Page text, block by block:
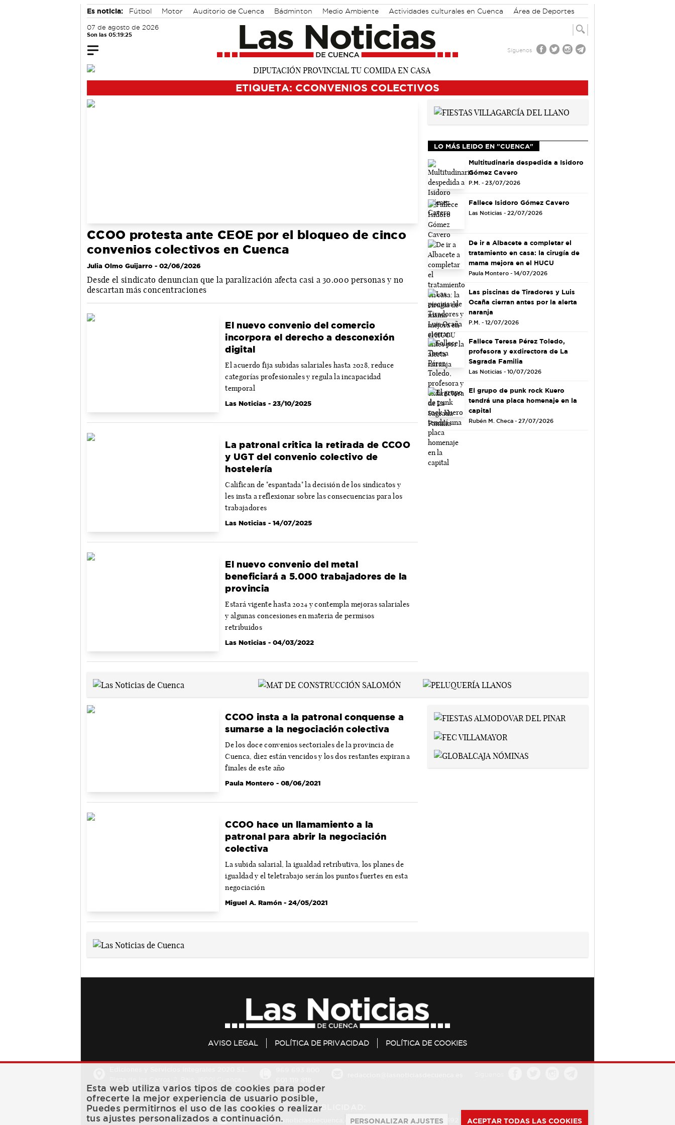
Es noticia: Fútbol Motor Auditorio de Cuenca Bádminton Medio Ambiente Actividades culturales en Cuenca Área de Deportes
07 de agosto de 2026
Son las 05:19:26
Síguenos
ETIQUETA: CCONVENIOS COLECTIVOS
CCOO protesta ante CEOE por el bloqueo de cinco
convenios colectivos en Cuenca
Julia Olmo Guijarro - 02/06/2026
Desde el sindicato denuncian que la paralización afecta casi a 30.000 personas y no
descartan más concentraciones
El nuevo convenio del comercio
incorpora el derecho a desconexión
digital
El acuerdo fija subidas salariales hasta 2028, reduce
categorías profesionales y regula la incapacidad
temporal
Las Noticias - 23/10/2025
La patronal critica la retirada de CCOO
y UGT del convenio colectivo de
hostelería
Califican de "espantada" la decisión de los sindicatos y
les insta a reflexionar sobre las consecuencias para los
trabajadores
Las Noticias - 14/07/2025
El nuevo convenio del metal
beneficiará a 5.000 trabajadores de la
provincia
Estará vigente hasta 2024 y contempla mejoras salariales
y algunas concesiones en materia de permisos
retribuidos
Las Noticias - 04/03/2022
LO MÁS LEIDO EN "CUENCA"
Multitudinaria despedida a Isidoro
Gómez Cavero
P.M. - 23/07/2026
Fallece Isidoro Gómez Cavero
Las Noticias - 22/07/2026
De ir a Albacete a completar el
tratamiento en casa: la cirugía de
mama mejora en el HUCU
Paula Montero - 14/07/2026
Las piscinas de Tiradores y Luis
Ocaña cierran antes por la alerta
naranja
P.M. - 12/07/2026
Fallece Teresa Pérez Toledo,
profesora y exdirectora de La
Sagrada Familia
Las Noticias - 10/07/2026
El grupo de punk rock Kuero
tendrá una placa homenaje en la
capital
Rubén M. Checa - 27/07/2026
CCOO insta a la patronal conquense a
sumarse a la negociación colectiva
De los doce convenios sectoriales de la provincia de
Cuenca, diez están vencidos y los dos restantes expiran a
finales de este año
Paula Montero - 08/06/2021
CCOO hace un llamamiento a la
patronal para abrir la negociación
colectiva
La subida salarial, la igualdad retributiva, los planes de
igualdad y el teletrabajo serán los puntos fuertes en esta
negociación
Miguel A. Ramón - 24/05/2021
AVISO LEGAL POLÍTICA DE PRIVACIDAD POLÍTICA DE COOKIES
PUBLICIDAD:
publicidad@lasnoticiasdecuenca.es 684 126 573 / 670 726 392
Esta web utiliza varios tipos de cookies para poder
ofrecerte la mejor experiencia de usuario posible,
Puedes permitirnos el uso de las cookies o realizar
tus ajustes personalizados a continuación.
PERSONALIZAR AJUSTES ACEPTAR TODAS LAS COOKIES